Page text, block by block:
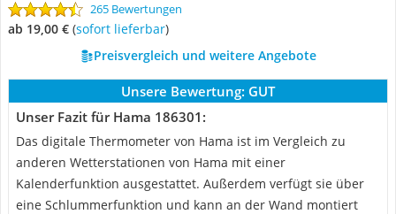
265 Bewertungen
ab 19,00 € ( Sofort lieferbar)
Preisvergleich und weitere Angebote
Unsere Bewertung: GUT
Unser Fazit für Hama 186301:
Das digitale Thermometer von Hama ist im Vergleich zu
anderen Wetterstationen von Hama mit einer
Kalenderfunktion ausgestattet. Außerdem verfügt sie über
eine Schlummerfunktion und kann an der Wand montiert